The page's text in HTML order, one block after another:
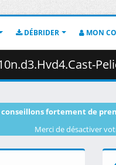
DÉBRIDER MON
conseillons fortement de
Merci de désactiver